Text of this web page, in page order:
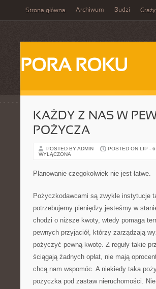
Strona główna Archiwum Budzi
PORA ROKU
KAŻDY Z NAS W
POŻYCZA
POSTED BY ADMIN POSTED ON LIP -
WYŁĄCZONA
Planowanie czegokolwiek nie jest łatwe.
Pożyczkodawcami są zwykle instytucje
potrzebujemy pieniędzy jesteśmy w
chodzi o niższe kwoty, wtedy pomaga
pewnych przyjaciół, którzy zarządzają
pożyczyć pewną kwotę. Z reguły takie
ściągają żadnych opłat, nie mają
chcą nam wspomóc. A niekiedy taka
pożyczka pod zastaw nieruchomości.